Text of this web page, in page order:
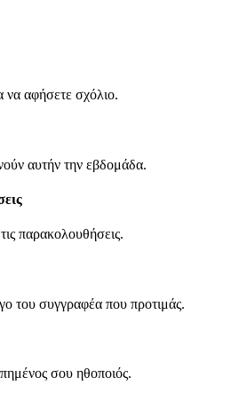
να αφήσετε σχόλιο.
αυτήν την εβδομάδα.
παρακολουθήσεις.
του συγγραφέα που προτιμάς.
σου ηθοποιός.